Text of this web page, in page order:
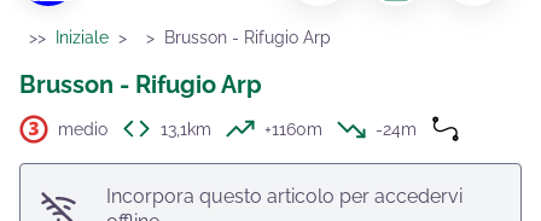
>> Iniziale > > Brusson - Rifugio Arp
Brusson - Rifugio Arp
medio 13,1km +1160m -24m
Incorpora questo articolo per accedervi